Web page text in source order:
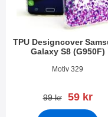
TPU Designcover
Galaxy S8 (G950F)
Varenr 21296Motiv 329
pris
99 kr pris
59 kr